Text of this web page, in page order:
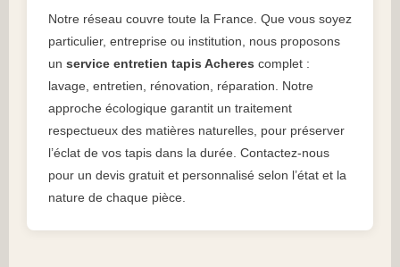
Notre réseau couvre toute la France. Que vous soyez
particulier, entreprise ou institution, nous proposons
un service entretien tapis Acheres complet :
lavage, entretien, rénovation, réparation. Notre
approche écologique garantit un traitement
respectueux des matières naturelles, pour préserver
l’éclat de vos tapis dans la durée. Contactez-nous
pour un devis gratuit et personnalisé selon l’état et la
nature de chaque pièce.